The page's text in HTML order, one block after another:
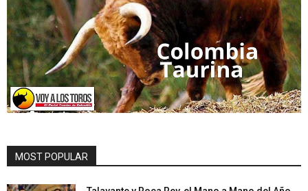
MOST POPULAR